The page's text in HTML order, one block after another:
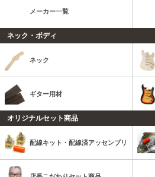
メーカー一覧
ネック・ボディ
ネック
ギター用材
オリジナルセット商品
配線キット・配線済アッセンブリ